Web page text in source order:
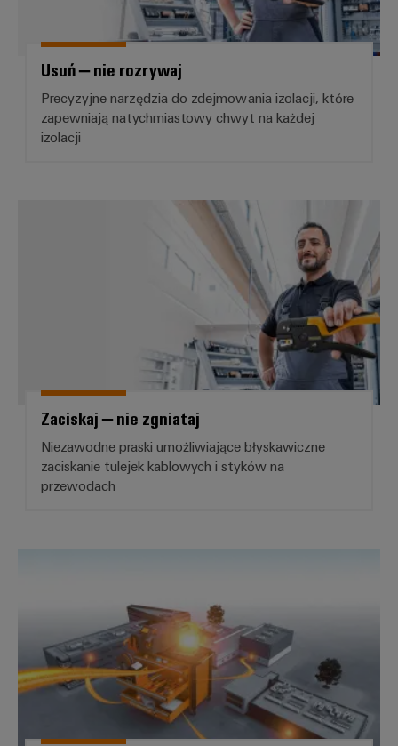
Usuń – nie rozrywaj
Precyzyjne narzędzia do zdejmowania izolacji, które
zapewniają natychmiastowy chwyt na każdej
izolacji
Zaciskaj – nie zgniataj
Zaciskaj – nie zgniataj
Niezawodne praski umożliwiające błyskawiczne
zaciskanie tulejek kablowych i styków na
przewodach